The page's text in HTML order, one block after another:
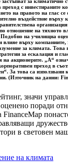
с инвестираните
на правото на глас се
въздействие върху
отношение на тяхното
на училищна
върху компаниите,
за климата.
за ескалация и
на акционерите. „A“
преход в
За това са използвани
(Източник на данни:
значи
поради
FinanceMap
в световен
на климата